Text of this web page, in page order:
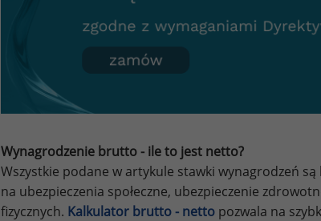
Wynagrodzenie brutto - ile to jest netto?
Wszystkie podane w artykule stawki wynagrodzeń
na ubezpieczenia społeczne, ubezpieczenie
fizycznych. Kalkulator brutto - netto pozwala na